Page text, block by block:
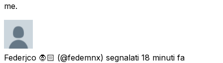
me.
Federjco 🧛🏻 (@fedemnx) segnalati 18 minuti fa